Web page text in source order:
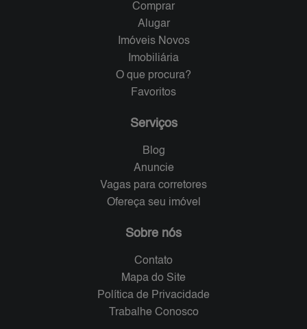
Comprar
Alugar
Imóveis Novos
Imobiliária
O que procura?
Favoritos
Serviços
Blog
Anuncie
Vagas para corretores
Ofereça seu imóvel
Sobre nós
Contato
Mapa do Site
Política de Privacidade
Trabalhe Conosco